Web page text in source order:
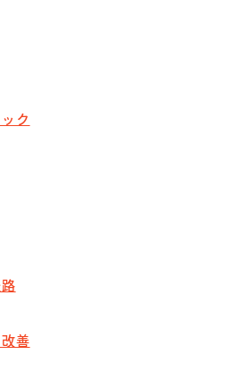
ク
善